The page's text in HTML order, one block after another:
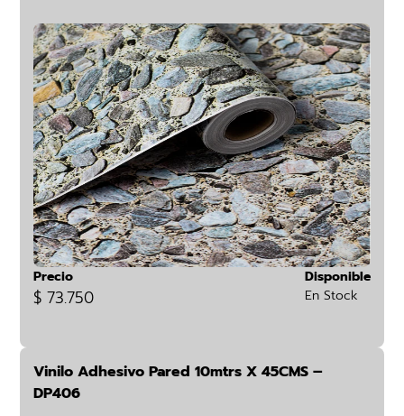
Precio
$ 73.750
Disponible
En Stock
Vinilo Adhesivo Pared 10mtrs X 45CMS –
DP406